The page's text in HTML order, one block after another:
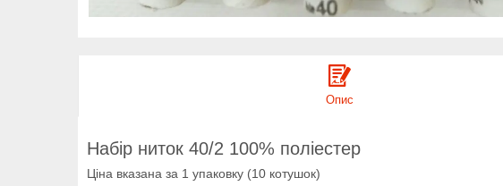
Опис
Набір ниток 40/2 100% поліестер
Ціна вказана за 1 упаковку (10 котушок)